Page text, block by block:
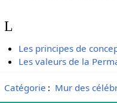
L
Les principes de
Les valeurs de la
Catégorie : Mur des